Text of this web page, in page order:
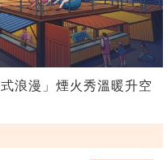
浪漫」煙火秀溫暖升空